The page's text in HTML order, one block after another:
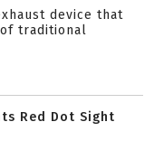
device that
traditional
Red Dot Sight